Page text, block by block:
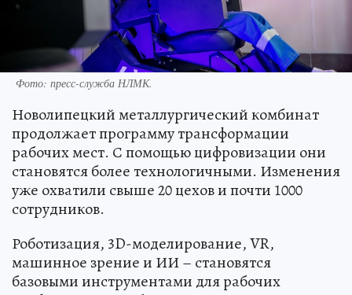
Фото: пресс-служба НЛМК.
Новолипецкий металлургический комбинат
продолжает программу трансформации
рабочих мест. С помощью цифровизации они
становятся более технологичными. Изменения
уже охватили свыше 20 цехов и почти 1000
сотрудников.
Роботизация, 3D-моделирование, VR,
машинное зрение и ИИ – становятся
базовыми инструментами для рабочих